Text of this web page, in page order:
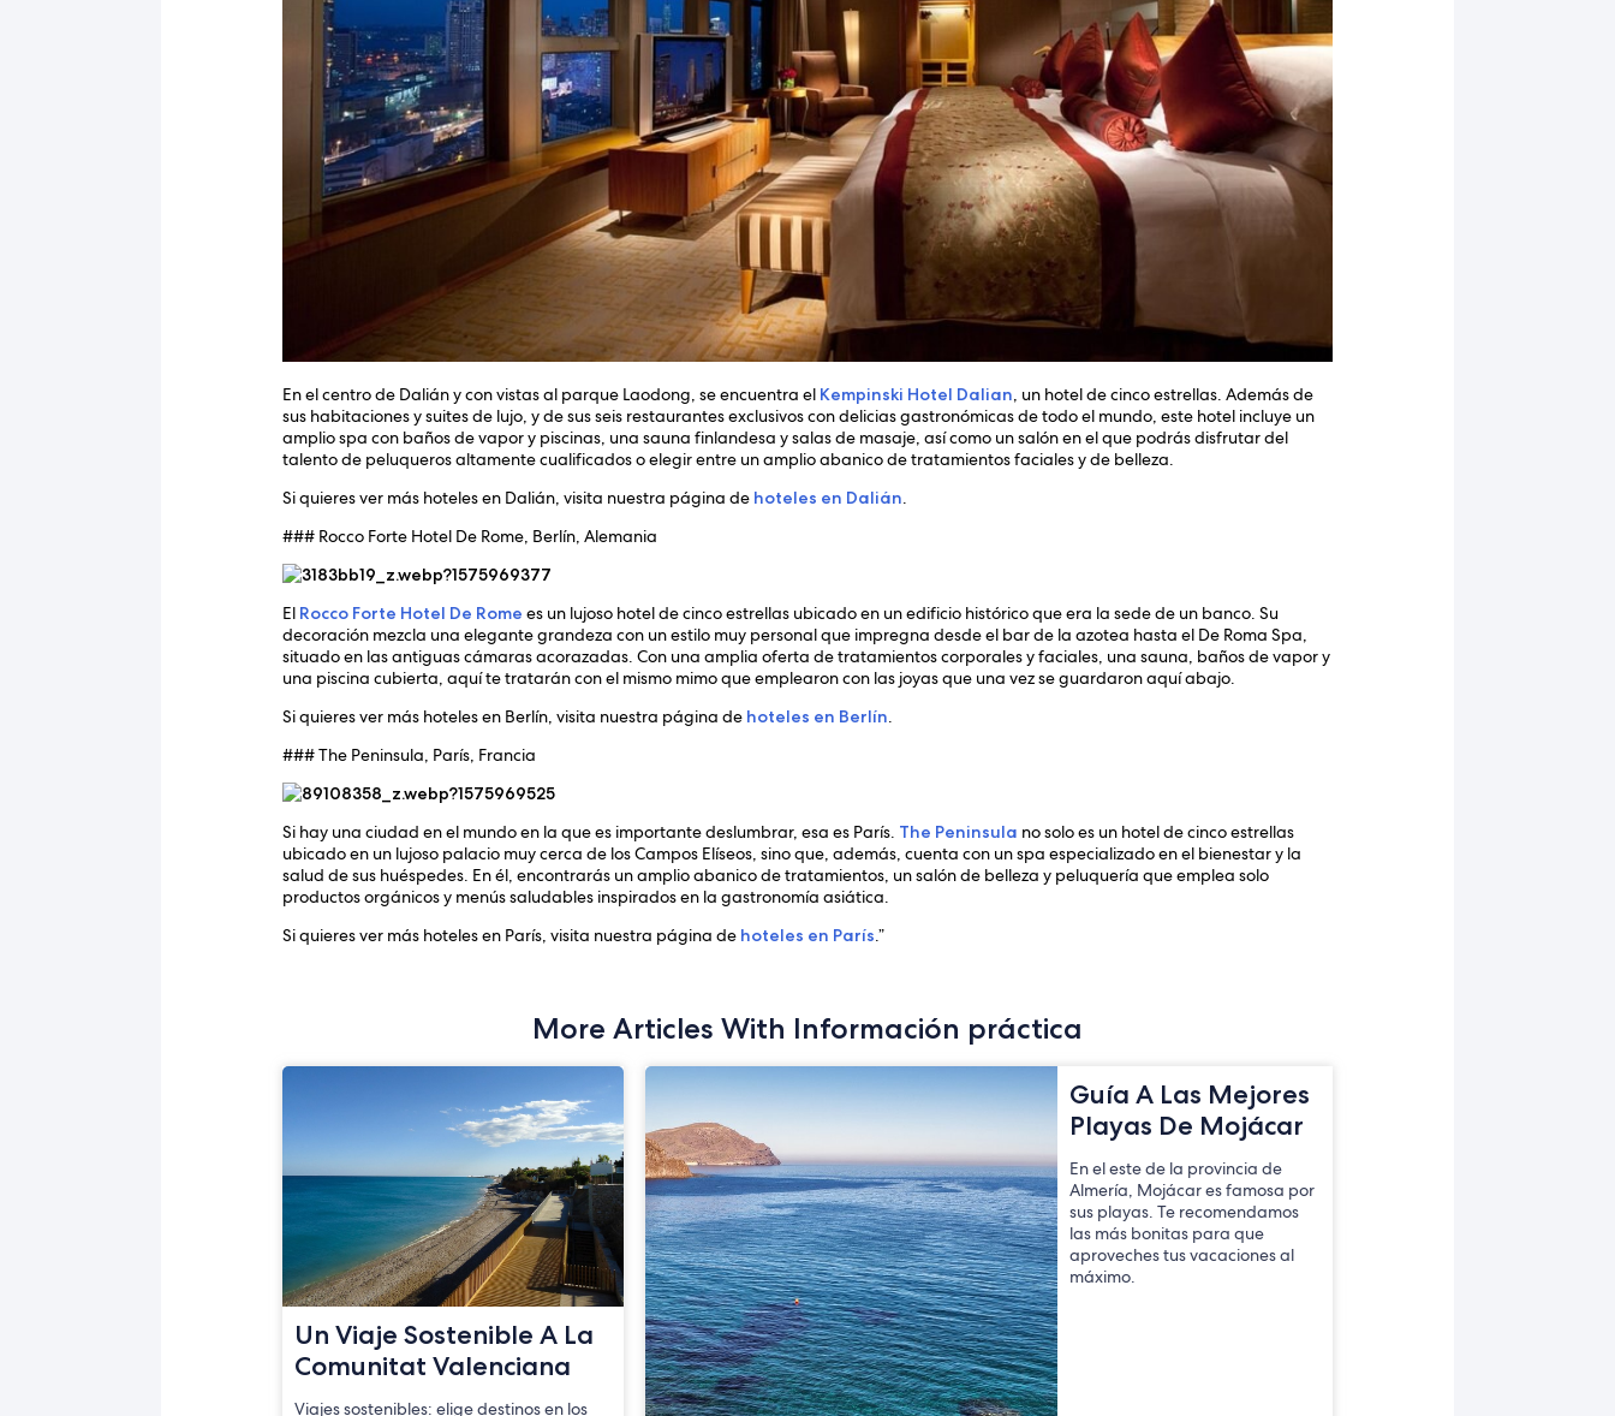
En el centro de Dalián y con vistas al parque Laodong, se encuentra el Kempinski Hotel Dalian, un hotel de cinco estrellas. Además de
sus habitaciones y suites de lujo, y de sus seis restaurantes exclusivos con delicias gastronómicas de todo el mundo, este hotel incluye un
amplio spa con baños de vapor y piscinas, una sauna finlandesa y salas de masaje, así como un salón en el que podrás disfrutar del
talento de peluqueros altamente cualificados o elegir entre un amplio abanico de tratamientos faciales y de belleza.
Si quieres ver más hoteles en Dalián, visita nuestra página de hoteles en Dalián.
### Rocco Forte Hotel De Rome, Berlín, Alemania
El Rocco Forte Hotel De Rome es un lujoso hotel de cinco estrellas ubicado en un edificio histórico que era la sede de un banco. Su
decoración mezcla una elegante grandeza con un estilo muy personal que impregna desde el bar de la azotea hasta el De Roma Spa,
situado en las antiguas cámaras acorazadas. Con una amplia oferta de tratamientos corporales y faciales, una sauna, baños de vapor y
una piscina cubierta, aquí te tratarán con el mismo mimo que emplearon con las joyas que una vez se guardaron aquí abajo.
Si quieres ver más hoteles en Berlín, visita nuestra página de hoteles en Berlín.
### The Peninsula, París, Francia
Si hay una ciudad en el mundo en la que es importante deslumbrar, esa es París. The Peninsula no solo es un hotel de cinco estrellas
ubicado en un lujoso palacio muy cerca de los Campos Elíseos, sino que, además, cuenta con un spa especializado en el bienestar y la
salud de sus huéspedes. En él, encontrarás un amplio abanico de tratamientos, un salón de belleza y peluquería que emplea solo
productos orgánicos y menús saludables inspirados en la gastronomía asiática.
Si quieres ver más hoteles en París, visita nuestra página de hoteles en París.”
More Articles With Información práctica
Un Viaje Sostenible A La
Comunitat Valenciana
Viajes sostenibles: elige destinos en los
Guía A Las Mejores
Playas De Mojácar
En el este de la provincia de
Almería, Mojácar es famosa por
sus playas. Te recomendamos
las más bonitas para que
aproveches tus vacaciones al
máximo.